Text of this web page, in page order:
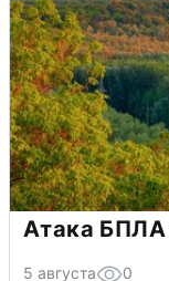
Атака БПЛА
5 августа 0